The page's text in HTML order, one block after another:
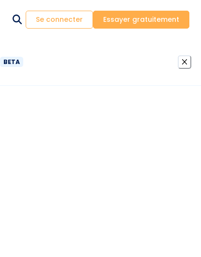
BETA
Se connecter Essayer gratuitement